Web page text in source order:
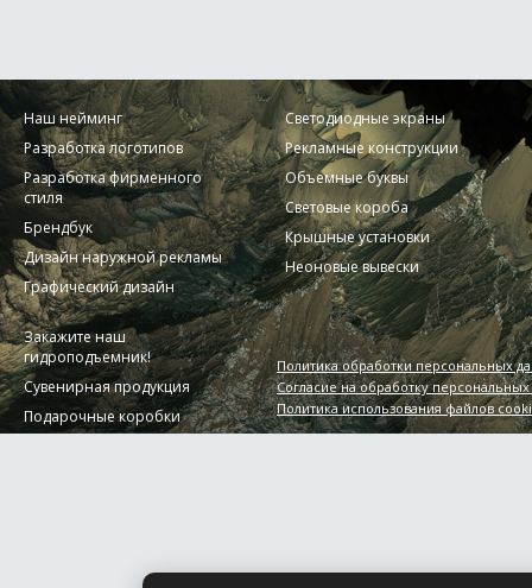
Наш нейминг
Разработка логотипов
Разработка фирменного
стиля
Брендбук
Дизайн наружной рекламы
Графический дизайн
Светодиодные экраны
Рекламные конструкции
Объемные буквы
Световые короба
Крышные установки
Неоновые вывески
Закажите наш
гидроподъемник!
Сувенирная продукция
Подарочные коробки
Политика обработки персональных
Согласие на обработку
Политика использования файлов